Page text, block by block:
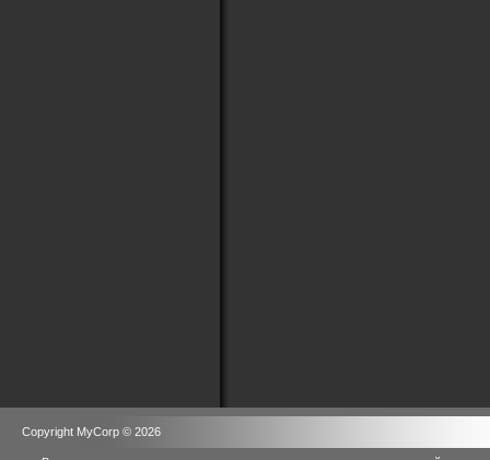
Copyright MyCorp © 2026